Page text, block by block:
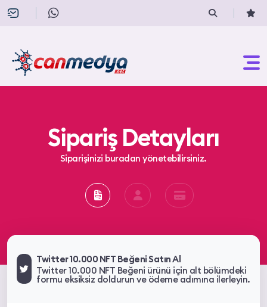
Sipariş Detayları
Siparişinizi buradan yönetebilirsiniz.
Twitter 10.000 NFT Beğeni Satın Al
Twitter 10.000 NFT Beğeni ürünü için alt bölümdeki
formu eksiksiz doldurun ve ödeme adımına ilerleyin.